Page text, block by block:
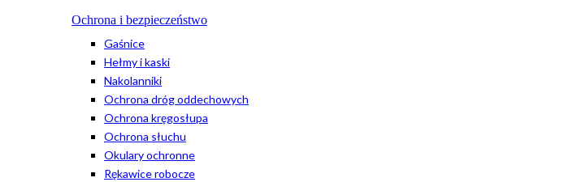
Ochrona i bezpieczeństwo
Gaśnice
Hełmy i kaski
Nakolanniki
Ochrona dróg oddechowych
Ochrona kręgosłupa
Ochrona słuchu
Okulary ochronne
Rękawice robocze